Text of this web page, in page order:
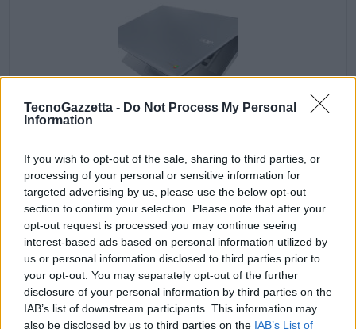
TecnoGazzetta - Do Not Process My Personal
Information
If you wish to opt-out of the sale, sharing to third parties, or
processing of your personal or sensitive information for
targeted advertising by us, please use the below opt-out
section to confirm your selection. Please note that after your
opt-out request is processed you may continue seeing
interest-based ads based on personal information utilized by
us or personal information disclosed to third parties prior to
your opt-out. You may separately opt-out of the further
disclosure of your personal information by third parties on the
IAB’s list of downstream participants. This information may
also be disclosed by us to third parties on the IAB’s List of
Display e audio per intratteniment e la produttivitàIl vivace e
cristallino display Full HD 1920 x 1080 da 15,6 pollici è abbastanza
grande da poterci aprire tranquillamente due finestre del browser
affiancate, per visualizzare video in streaming senza perdere un
dettaglio. La produttività è assicurata dall’ampio spazio a
disposizione per visualizzare i contenuti e dalla potenza necessaria
per aprire più app conteporaneamente. Il display IPS consente di
mostrare comodamente presentazioni di ogni tipo e condividere i
contenuti dello schermo con gli amici grazie all’angolo di visione del